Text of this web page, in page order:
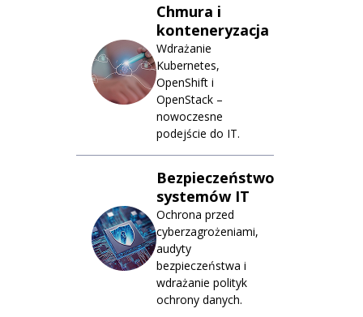
Chmura i
konteneryzacja
Wdrażanie
Kubernetes,
OpenShift i
OpenStack –
nowoczesne
podejście do IT.
Bezpieczeństwo
systemów IT
Ochrona przed
cyberzagrożeniami,
audyty
bezpieczeństwa i
wdrażanie polityk
ochrony danych.